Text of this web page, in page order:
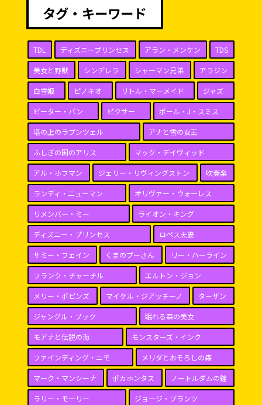
タグ・キーワード
TDL ディズニープリンセス アラン・メンケン TDS
美女と野獣 シンデレラ シャーマン兄弟 アラジン
白雪姫 ピノキオ リトル・マーメイド ジャズ
ピーター・パン ピクサー ポール・J・スミス
塔の上のラプンツェル アナと雪の女王
ふしぎの国のアリス マック・デイヴィッド
アル・ホフマン ジェリー・リヴィングストン 吹奏楽
ランディ・ニューマン オリヴァー・ウォーレス
リメンバー・ミー ライオン・キング
ディズニー・プリンセス ロペス夫妻
サミー・フェイン くまのプーさん リー・ハーライン
フランク・チャーチル エルトン・ジョン
メリー・ポピンズ マイケル・ジアッチーノ ターザン
ジャングル・ブック 眠れる森の美女
モアナと伝説の海 モンスターズ・インク
ファインディング・ニモ メリダとおそろしの森
マーク・マンシーナ ポカホンタス ノートルダムの鐘
ラリー・モーリー ジョージ・ブランツ